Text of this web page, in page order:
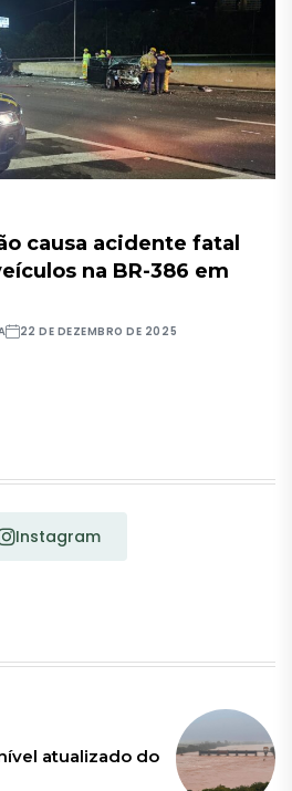
causa acidente fatal
na BR-386 em
22 DE DEZEMBRO DE 2025
Instagram
atualizado do